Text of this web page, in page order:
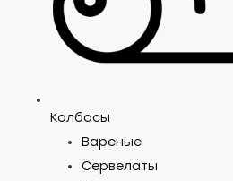
Колбасы
Вареные
Сервелаты